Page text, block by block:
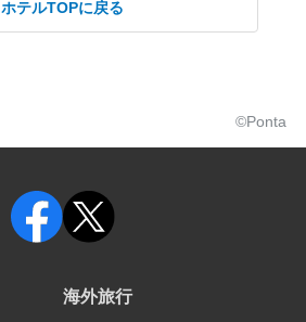
ホテルTOPに戻る
©Ponta
海外旅行